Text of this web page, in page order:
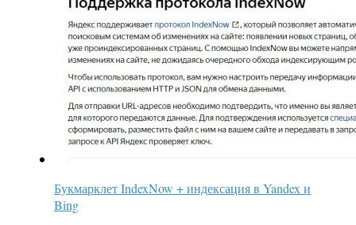
Букмарклет IndexNow + индексация в Yandex и
Bing